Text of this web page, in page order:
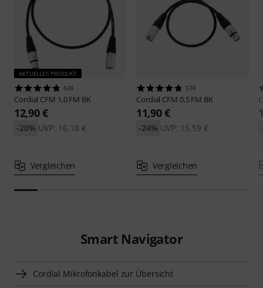
AKTUELLES PRODUKT
634
Cordial CFM 1,0 FM BK
12,90 €
UVP: 16,18 €
-20%
Vergleichen
574
Cordial CFM 0,5 FM BK
11,90 €
UVP: 15,59 €
-24%
Vergleichen
Smart Navigator
Cordial Mikrofonkabel zur Übersicht